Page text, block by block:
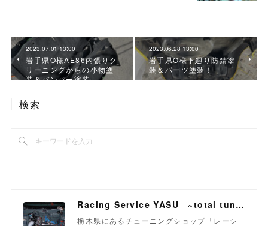
2023.07.01 13:00
岩手県O様AE86内張りク
リーニングからの小物塗
装＆バンパー塗装
2023.06.28 13:00
岩手県O様下廻り防錆塗
装＆パーツ塗装！
検索
Racing Service YASU ~total tuning proshop~
栃木県にあるチューニングショップ「レーシ